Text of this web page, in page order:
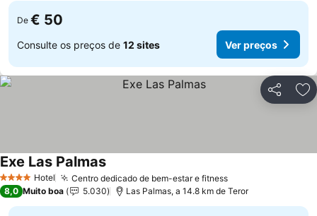
De € 50
Consulte os preços de 12 sites Ver preços
Partilhar
4 EstrelasHotel Centro dedicado de bem-estar e fitness
Exe Las Palmas
8,0 Muito boa 5.030 Las Palmas, a 14.8 km de Teror